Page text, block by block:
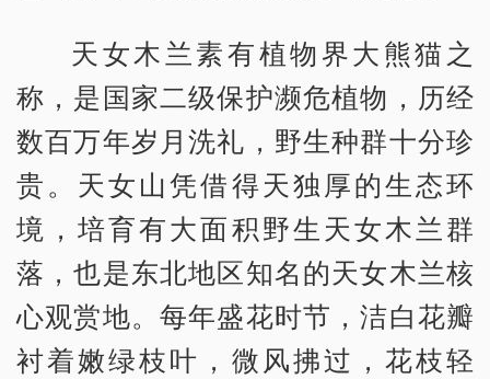
天女木兰素有植物界大熊猫之
称，是国家二级保护濒危植物，历经
数百万年岁月洗礼，野生种群十分珍
贵。天女山凭借得天独厚的生态环
境，培育有大面积野生天女木兰群
落，也是东北地区知名的天女木兰核
心观赏地。每年盛花时节，洁白花瓣
衬着嫩绿枝叶，微风拂过，花枝轻